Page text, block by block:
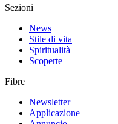
Sezioni
News
Stile di vita
Spiritualità
Scoperte
Fibre
Newsletter
Applicazione